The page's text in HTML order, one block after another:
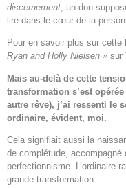
discernement , un don
lire dans le cœur de la
Pour en savoir plus sur
Ryan and Holly Nielsen » sur
Mais au-delà de cette
transformation s’est
autre rêve), j’ai ressenti le
ordinaire, évident, moi.
Cela signifiait aussi la
de complétude, accompagné
perfectionnisme. L’ordinaire
grande transformation.